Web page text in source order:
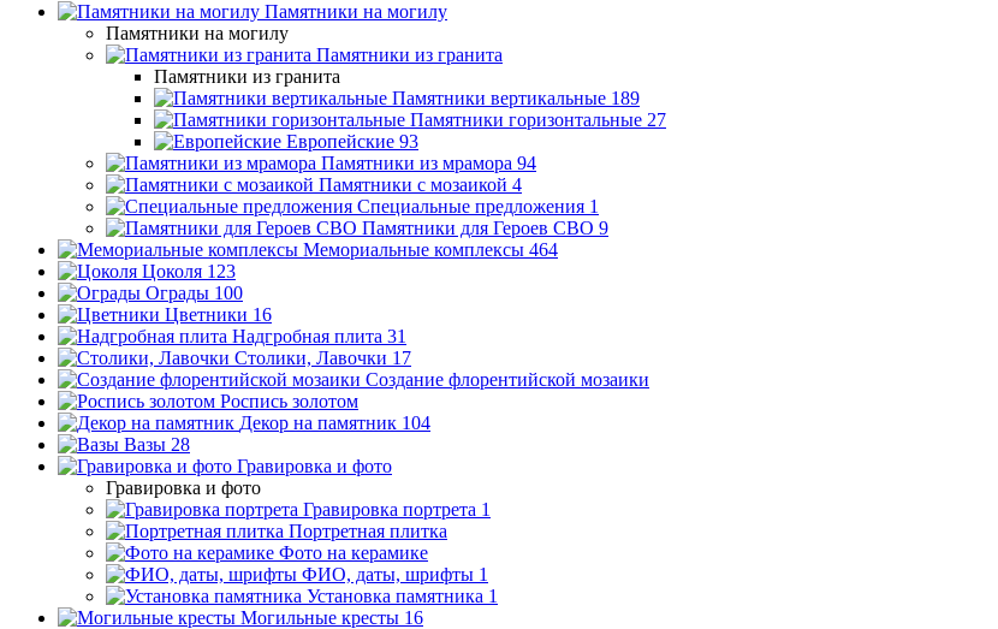
Памятники на могилу
Памятники на могилу
Памятники из гранита
Памятники из гранита
Памятники вертикальные 189
Памятники горизонтальные 27
Европейские 93
Памятники из мрамора 94
Памятники с мозаикой 4
Специальные предложения 1
Памятники для Героев СВО 9
Мемориальные комплексы 464
Цоколя 123
Ограды 100
Цветники 16
Надгробная плита 31
Столики, Лавочки 17
Создание флорентийской мозаики
Роспись золотом
Декор на памятник 104
Вазы 28
Гравировка и фото
Гравировка и фото
Гравировка портрета 1
Портретная плитка
Фото на керамике
ФИО, даты, шрифты 1
Установка памятника 1
Могильные кресты 16